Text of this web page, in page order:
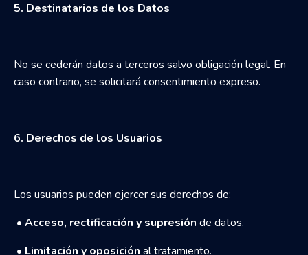
5. Destinatarios de los Datos
No se cederán datos a terceros salvo obligación legal. En
caso contrario, se solicitará consentimiento expreso.
6. Derechos de los Usuarios
Los usuarios pueden ejercer sus derechos de:
• Acceso, rectificación y supresión de datos.
• Limitación y oposición al tratamiento.